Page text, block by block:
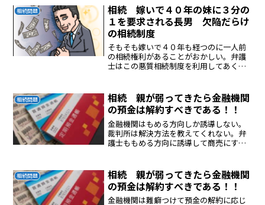
に美味しい商売になっている。悪制度、
日本の相続制度が日本をダメな...
相続問題
相続 嫁いで４０年の妹に３分の
１を要求される長男 欠陥だらけ
の相続制度
そもそも嫁いで４０年も経つのに一人前
の相続権利があることがおかしい。弁護
士はこの悪質相続制度を利用してあくど
い。
相続問題
相続 親が弱ってきたら金融機関
の預金は解約すべきである！！
金融機関はもめる方向しか誘導しない。
裁判所は解決方法を教えてくれない。弁
護士ももめる方向に誘導して商売にす
度がある、公正でない。
相続問題
相続 親が弱ってきたら金融機関
の預金は解約すべきである！！
金融機関は難癖つけて預金の解約に応じ